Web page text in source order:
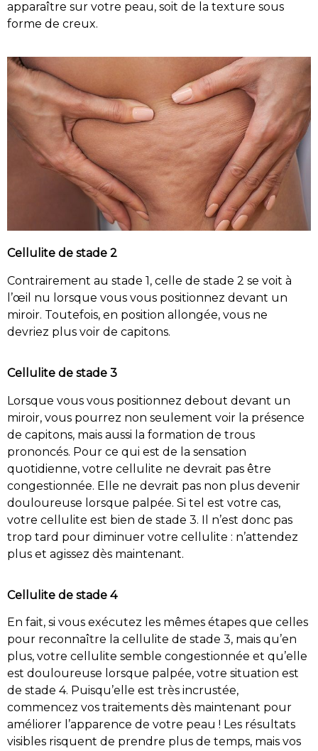
apparaître sur votre peau, soit de la texture sous
forme de creux.
Cellulite de stade 2
Contrairement au stade 1, celle de stade 2 se voit à
l’œil nu lorsque vous vous positionnez devant un
miroir. Toutefois, en position allongée, vous ne
devriez plus voir de capitons.
Cellulite de stade 3
Lorsque vous vous positionnez debout devant un
miroir, vous pourrez non seulement voir la présence
de capitons, mais aussi la formation de trous
prononcés. Pour ce qui est de la sensation
quotidienne, votre cellulite ne devrait pas être
congestionnée. Elle ne devrait pas non plus devenir
douloureuse lorsque palpée. Si tel est votre cas,
votre cellulite est bien de stade 3. Il n’est donc pas
trop tard pour diminuer votre cellulite : n’attendez
plus et agissez dès maintenant.
Cellulite de stade 4
En fait, si vous exécutez les mêmes étapes que celles
pour reconnaître la cellulite de stade 3, mais qu’en
plus, votre cellulite semble congestionnée et qu’elle
est douloureuse lorsque palpée, votre situation est
de stade 4. Puisqu’elle est très incrustée,
commencez vos traitements dès maintenant pour
améliorer l’apparence de votre peau ! Les résultats
visibles risquent de prendre plus de temps, mais vos